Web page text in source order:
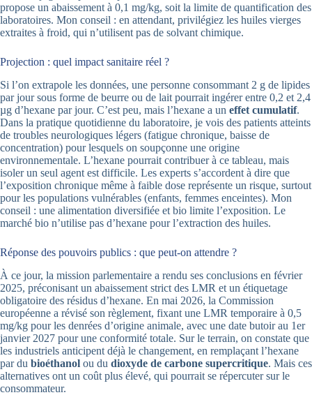
propose un abaissement à 0,1 mg/kg, soit la limite de quantification des
laboratoires. Mon conseil : en attendant, privilégiez les huiles vierges
extraites à froid, qui n’utilisent pas de solvant chimique.
Projection : quel impact sanitaire réel ?
Si l’on extrapole les données, une personne consommant 2 g de lipides
par jour sous forme de beurre ou de lait pourrait ingérer entre 0,2 et 2,4
µg d’hexane par jour. C’est peu, mais l’hexane a un effet cumulatif.
Dans la pratique quotidienne du laboratoire, je vois des patients atteints
de troubles neurologiques légers (fatigue chronique, baisse de
concentration) pour lesquels on soupçonne une origine
environnementale. L’hexane pourrait contribuer à ce tableau, mais
isoler un seul agent est difficile. Les experts s’accordent à dire que
l’exposition chronique même à faible dose représente un risque, surtout
pour les populations vulnérables (enfants, femmes enceintes). Mon
conseil : une alimentation diversifiée et bio limite l’exposition. Le
marché bio n’utilise pas d’hexane pour l’extraction des huiles.
Réponse des pouvoirs publics : que peut-on attendre ?
À ce jour, la mission parlementaire a rendu ses conclusions en février
2025, préconisant un abaissement strict des LMR et un étiquetage
obligatoire des résidus d’hexane. En mai 2026, la Commission
européenne a révisé son règlement, fixant une LMR temporaire à 0,5
mg/kg pour les denrées d’origine animale, avec une date butoir au 1er
janvier 2027 pour une conformité totale. Sur le terrain, on constate que
les industriels anticipent déjà le changement, en remplaçant l’hexane
par du bioéthanol ou du dioxyde de carbone supercritique. Mais ces
alternatives ont un coût plus élevé, qui pourrait se répercuter sur le
consommateur.